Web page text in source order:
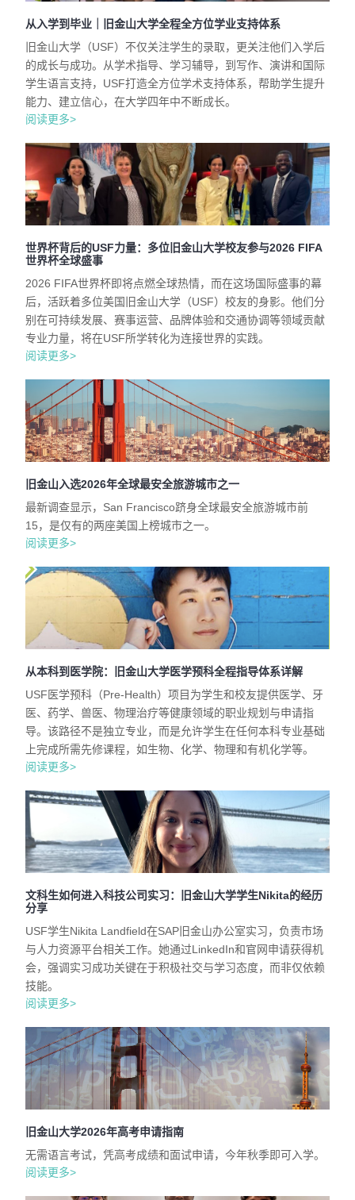
从入学到毕业｜旧金山大学全程全方位学业支持体系
旧金山大学（USF）不仅关注学生的录取，更关注他们入学后
的成长与成功。从学术指导、学习辅导，到写作、演讲和国际
学生语言支持，USF打造全方位学术支持体系，帮助学生提升
能力、建立信心，在大学四年中不断成长。
阅读更多>
世界杯背后的USF力量：多位旧金山大学校友参与2026 FIFA
世界杯全球盛事
2026 FIFA世界杯即将点燃全球热情，而在这场国际盛事的幕
后，活跃着多位美国旧金山大学（USF）校友的身影。他们分
别在可持续发展、赛事运营、品牌体验和交通协调等领域贡献
专业力量，将在USF所学转化为连接世界的实践。
阅读更多>
旧金山入选2026年全球最安全旅游城市之一
最新调查显示，San Francisco跻身全球最安全旅游城市前
15，是仅有的两座美国上榜城市之一。
阅读更多>
从本科到医学院：旧金山大学医学预科全程指导体系详解
USF医学预科（Pre-Health）项目为学生和校友提供医学、牙
医、药学、兽医、物理治疗等健康领域的职业规划与申请指
导。该路径不是独立专业，而是允许学生在任何本科专业基础
上完成所需先修课程，如生物、化学、物理和有机化学等。
阅读更多>
文科生如何进入科技公司实习：旧金山大学学生Nikita的经历
分享
USF学生Nikita Landfield在SAP旧金山办公室实习，负责市场
与人力资源平台相关工作。她通过LinkedIn和官网申请获得机
会，强调实习成功关键在于积极社交与学习态度，而非仅依赖
技能。
阅读更多>
旧金山大学2026年高考申请指南
无需语言考试，凭高考成绩和面试申请，今年秋季即可入学。
阅读更多>